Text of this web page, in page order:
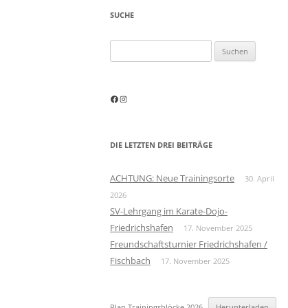
SUCHE
nach:
Facebook
Instagram
DIE LETZTEN DREI BEITRÄGE
ACHTUNG: Neue Trainingsorte
30. April
2026
SV-Lehrgang im Karate-Dojo-
Friedrichshafen
17. November 2025
Freundschaftsturnier Friedrichshafen /
Fischbach
17. November 2025